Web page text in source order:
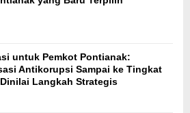
untuk Pemkot Pontianak:
Antikorupsi Sampai ke Tingkat
Dinilai Langkah Strategis